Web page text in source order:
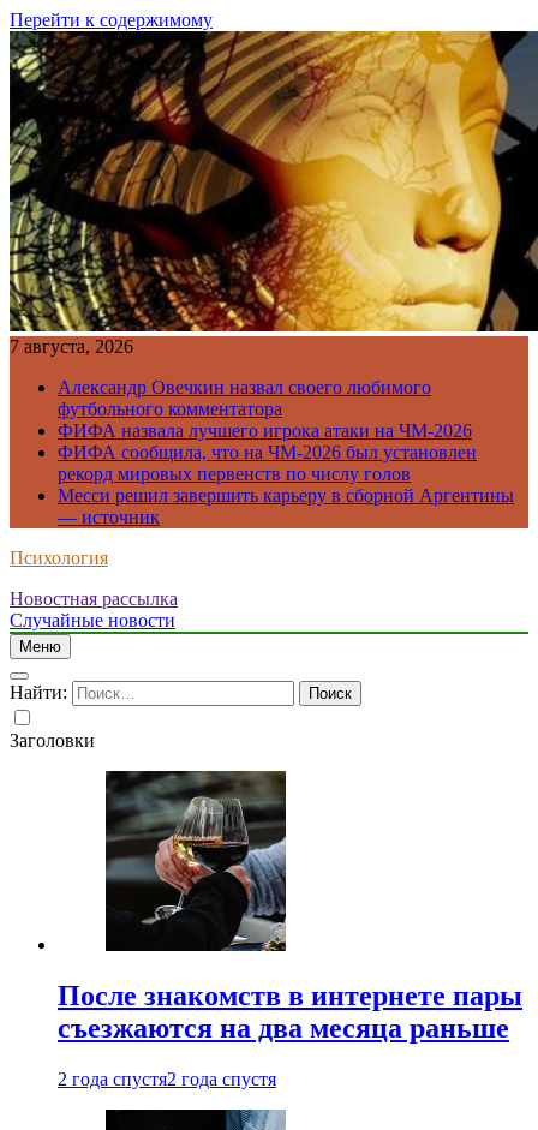
Перейти к содержимому
7 августа, 2026
Александр Овечкин назвал своего любимого
футбольного комментатора
ФИФА назвала лучшего игрока атаки на ЧМ-2026
ФИФА сообщила, что на ЧМ-2026 был установлен
рекорд мировых первенств по числу голов
Месси решил завершить карьеру в сборной Аргентины
— источник
Психология
Новостная рассылка
Случайные новости
Меню
Найти:
Заголовки
После знакомств в интернете пары
съезжаются на два месяца раньше
2 года спустя2 года спустя